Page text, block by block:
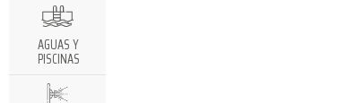
AGUAS Y
PISCINAS